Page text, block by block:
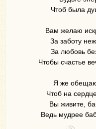
Чтоб была
Вам желаю
За заботу
За любовь
Чтобы счастье
Я же обещаю
Чтоб на
Вы живите,
Ведь мудрее